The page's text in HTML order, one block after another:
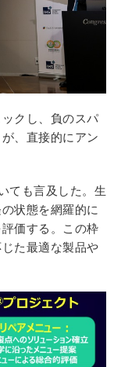
クし、負のスパ
、直接的にアン
ても言及した。生
状態を網羅的に
価する。この枠
た最適な製品や